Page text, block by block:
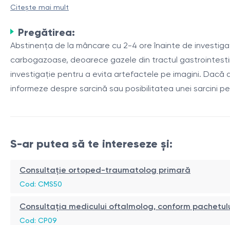
Radiografia coloanei vertebrale toraco-lombare este o
Avantajele și caracteristicile metodei
Radiografia coloanei vertebrale are o serie de avantaje,
folosesc două proiecții (față și lateral), ceea ce permite
Vertebre
Discuri intervertebrale
Articulații
Radiografia coloanei vertebrale toraco-lombare este
la tratamentele viitoare.
Citește mai mult
Pregătirea:
Abstinența de la mâncare cu 2-4 ore înainte de
carbogazoase, deoarece gazele din tractul
investigație pentru a evita artefactele pe imagini. Dacă
informeze despre sarcină sau posibilitatea unei sarcini
S-ar putea să te intereseze și:
Consultație ortoped-traumatolog primară
Cod: CMS50
Consultația medicului oftalmolog, conform
Cod: CP09